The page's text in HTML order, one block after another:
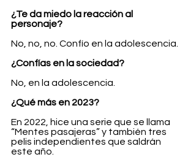
¿Te da miedo la reacción al
personaje?
No, no, no. Confío en la adolescencia.
¿Confías en la sociedad?
No, en la adolescencia.
¿Qué más en 2023?
En 2022, hice una serie que se llama
“Mentes pasajeras” y también tres
pelis independientes que saldrán
este año.